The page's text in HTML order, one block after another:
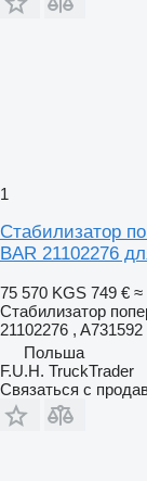
1
Стабилизатор
BAR 21102276
75 570 KGS 749 € ≈
Стабилизатор
21102276 ,
Польша
F.U.H. TruckTrader
Связаться с